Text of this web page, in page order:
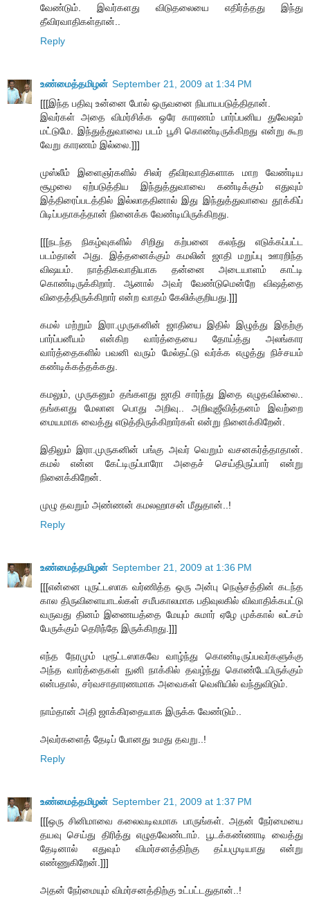
வேண்டும். இவர்களது விடுதலையை எதிர்த்தது இந்து
தீவிரவாதிகள்தான்..
Reply
உண்மைத்தமிழன் September 21, 2009 at 1:34 PM
[[[இந்த பதிவு உன்னை போல் ஒருவனை நியாயபடுத்திதான்.
இவர்கள் அதை விமர்சிக்க ஒரே காரணம் பார்ப்பனிய துவேஷம்
மட்டுமே. இந்துத்துவாவை படம் பூசி கொண்டிருக்கிறது என்று கூற
வேறு காரணம் இல்லை.]]]
முஸ்லீம் இளைஞர்களில் சிலர் தீவிரவாதிகளாக மாற வேண்டிய
சூழலை ஏற்படுத்திய இந்துத்துவாவை கண்டிக்கும் எதுவும்
இத்திரைப்படத்தில் இல்லாததினால் இது இந்துத்துவாவை தூக்கிப்
பிடிப்பதாகத்தான் நினைக்க வேண்டியிருக்கிறது.
[[[நடந்த நிகழ்வுகளில் சிறிது கற்பனை கலந்து எடுக்கப்பட்ட
படம்தான் அது. இத்தனைக்கும் கமலின் ஜாதி மறுப்பு ஊரறிந்த
விஷயம். நாத்திகவாதியாக தன்னை அடையாளம் காட்டி
கொண்டிருக்கிறார். ஆனால் அவர் வேண்டுமென்றே விஷத்தை
விதைத்திருக்கிறார் என்ற வாதம் கேலிக்குறியது.]]]
கமல் மற்றும் இரா.முருகனின் ஜாதியை இதில் இழுத்து இதற்கு
பார்ப்பனீயம் என்கிற வார்த்தையை தோய்த்து அலங்கார
வார்த்தைகளில் பவனி வரும் மேல்தட்டு வர்க்க எழுத்து நிச்சயம்
கண்டிக்கத்தக்கது.
கமலும், முருகனும் தங்களது ஜாதி சார்ந்து இதை எழுதவில்லை..
தங்களது மேலான பொது அறிவு.. அறிவுஜீவித்தனம் இவற்றை
மையமாக வைத்து எடுத்திருக்கிறார்கள் என்று நினைக்கிறேன்.
இதிலும் இரா.முருகனின் பங்கு அவர் வெறும் வசனகர்த்தாதான்.
கமல் என்ன கேட்டிருப்பாரோ அதைச் செய்திருப்பார் என்று
நினைக்கிறேன்.
முழு தவறும் அண்ணன் கமலஹாசன் மீதுதான்..!
Reply
உண்மைத்தமிழன் September 21, 2009 at 1:36 PM
[[[என்னை புருட்டஸாக வர்ணித்த ஒரு அன்பு நெஞ்சத்தின் கடந்த
கால திருவிளையாடல்கள் சமீபகாலமாக பதிவுலகில் விவாதிக்கபட்டு
வருவது தினம் இணையத்தை மேயும் சுமார் ஏழே முக்கால் லட்சம்
பேருக்கும் தெரிந்தே இருக்கிறது.]]]
எந்த நேரமும் புரூட்டஸாகவே வாழ்ந்து கொண்டிருப்பவர்களுக்கு
அந்த வார்த்தைகள் நுனி நாக்கில் தவழ்ந்து கொண்டேயிருக்கும்
என்பதால், சர்வசாதாரணமாக அவைகள் வெளியில் வந்துவிடும்.
நாம்தான் அதி ஜாக்கிரதையாக இருக்க வேண்டும்..
அவர்களைத் தேடிப் போனது உமது தவறு..!
Reply
உண்மைத்தமிழன் September 21, 2009 at 1:37 PM
[[[ஒரு சினிமாவை கலைவடிவமாக பாருங்கள். அதன் நேர்மையை
தயவு செய்து திரித்து எழுதவேண்டாம். பூடக்கண்ணாடி வைத்து
தேடினால் எதுவும் விமர்சனத்திற்கு தப்பமுடியாது என்று
எண்ணுகிறேன்.]]]
அதன் நேர்மையும் விமர்சனத்திற்கு உட்பட்டதுதான்..!